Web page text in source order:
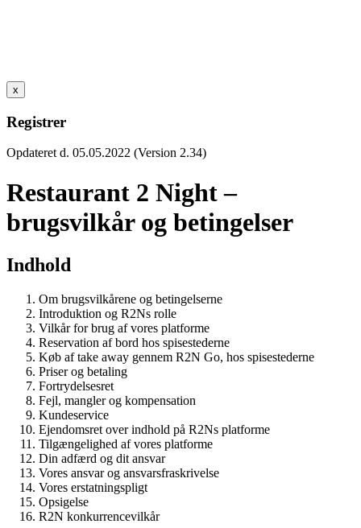
x
Registrer
Opdateret d. 05.05.2022 (Version 2.34)
Restaurant 2 Night –
brugsvilkår og betingelser
Indhold
Om brugsvilkårene og betingelserne
Introduktion og R2Ns rolle
Vilkår for brug af vores platforme
Reservation af bord hos spisestederne
Køb af take away gennem R2N Go, hos spisestederne
Priser og betaling
Fortrydelsesret
Fejl, mangler og kompensation
Kundeservice
Ejendomsret over indhold på R2Ns platforme
Tilgængelighed af vores platforme
Din adfærd og dit ansvar
Vores ansvar og ansvarsfraskrivelse
Vores erstatningspligt
Opsigelse
R2N konkurrencevilkår